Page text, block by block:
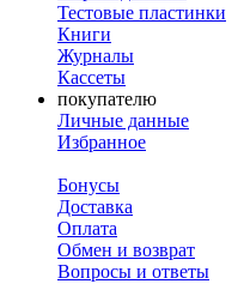
Тестовые пластинки
Книги
Журналы
Кассеты
покупателю
Личные данные
Избранное
Бонусы
Доставка
Оплата
Обмен и возврат
Вопросы и ответы